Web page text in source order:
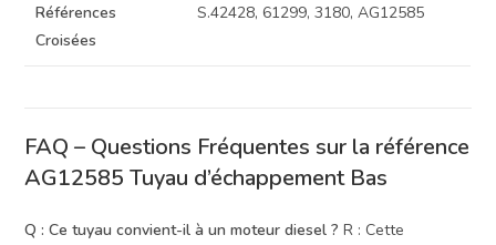
Références
Croisées
S.42428, 61299, 3180, AG12585
FAQ – Questions Fréquentes sur la référence
AG12585 Tuyau d’échappement Bas
Q : Ce tuyau convient-il à un moteur diesel ? R : Cette